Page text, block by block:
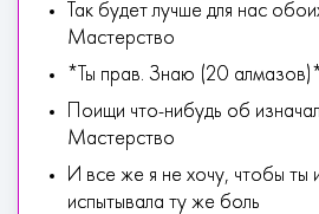
Так будет лучше для нас
Мастерство
*Ты прав. Знаю (20 алмазов)*
Поищи что-нибудь об
Мастерство
И все же я не хочу, чтобы ты
испытывала ту же боль